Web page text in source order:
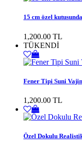
15 cm özel
1,200.00 TL
TÜKENDİ
Fener Tipi Suni
1,200.00 TL
Özel Dokulu